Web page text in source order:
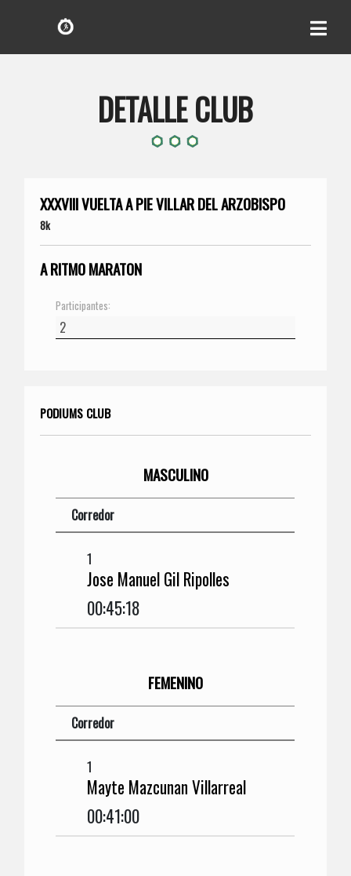
DETALLE CLUB
XXXVIII VUELTA A PIE VILLAR DEL ARZOBISPO
8k
A RITMO MARATON
Participantes:
PODIUMS CLUB
MASCULINO
Corredor
1
Jose Manuel Gil Ripolles
00:45:18
FEMENINO
Corredor
1
Mayte Mazcunan Villarreal
00:41:00